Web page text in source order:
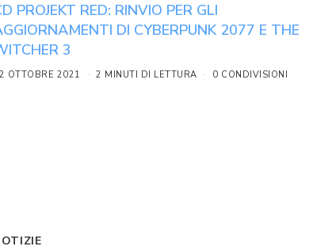
PROJEKT RED: RINVIO PER GLI
DI CYBERPUNK 2077 E THE
3
OTTOBRE 2021 2 MINUTI DI LETTURA 0 CONDIVISIONI